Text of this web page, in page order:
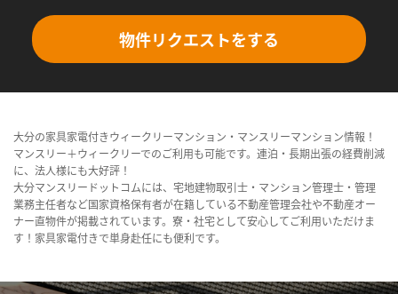
物件リクエストをする
大分の家具家電付きウィークリーマンション・マンスリーマンション情報！
マンスリー＋ウィークリーでのご利用も可能です。連泊・長期出張の経費削減
に、法人様にも大好評！
大分マンスリードットコムには、宅地建物取引士・マンション管理士・管理
業務主任者など国家資格保有者が在籍している不動産管理会社や不動産オー
ナー直物件が掲載されています。寮・社宅として安心してご利用いただけま
す！家具家電付きで単身赴任にも便利です。